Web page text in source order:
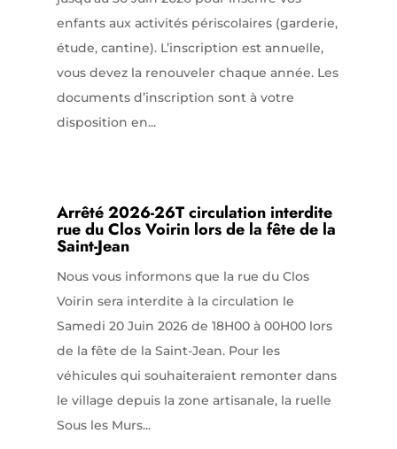
enfants aux activités périscolaires (garderie,
étude, cantine). L’inscription est annuelle,
vous devez la renouveler chaque année. Les
documents d’inscription sont à votre
disposition en...
Arrêté 2026-26T circulation interdite
rue du Clos Voirin lors de la fête de la
Saint-Jean
Nous vous informons que la rue du Clos
Voirin sera interdite à la circulation le
Samedi 20 Juin 2026 de 18H00 à 00H00 lors
de la fête de la Saint-Jean. Pour les
véhicules qui souhaiteraient remonter dans
le village depuis la zone artisanale, la ruelle
Sous les Murs...